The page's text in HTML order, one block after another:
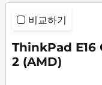
터
비교하기
ThinkPad E16
2 (AMD)